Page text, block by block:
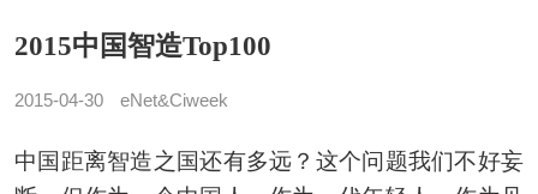
2015中国智造Top100
2015-04-30 eNet&Ciweek
中国距离智造之国还有多远？这个问题我们不好妄